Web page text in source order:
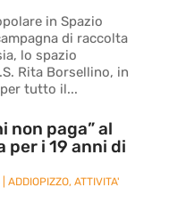
in Spazio
di raccolta
lo spazio
Rita Borsellino, in
tutto il...
non paga” al
per i 19 anni di
|ADDIOPIZZO,ATTIVITA'